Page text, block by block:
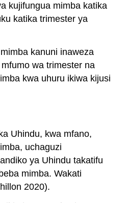
mengine
ya
Euthanasia
Majaribio
ya
na
Mbili-
Blind
Kanuni
kujifungua mimba katika
katika trimester ya
kanuni inaweza
wa trimester na
kwa uhuru ikiwa kijusi
Uhindu, kwa mfano,
uchaguzi
ya Uhindu takatifu
mimba. Wakati
2020).